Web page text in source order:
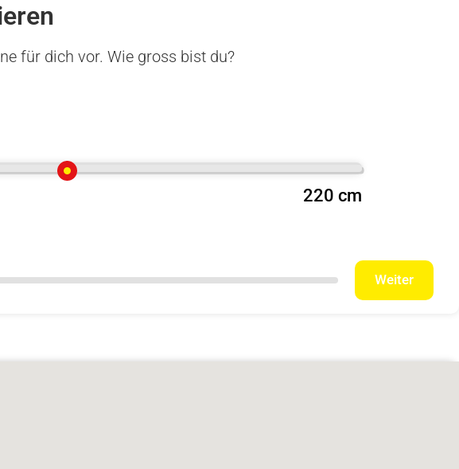
für dich vor. Wie gross bist du?
220 cm
Weiter